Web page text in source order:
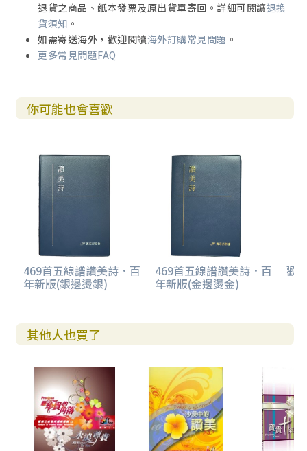
退貨之商品、紙本發票及原出貨單寄回。詳細可閱讀退換
貨須知 。
如需寄送海外，歡迎閱讀海外訂購常見問題 。
更多常見問題FAQ
你可能也會喜歡
469首五線譜讚美詩．百
年新版(銀邊燙銀)
469首五線譜讚美詩．百
年新版(金邊燙金)
歡
其他人也買了